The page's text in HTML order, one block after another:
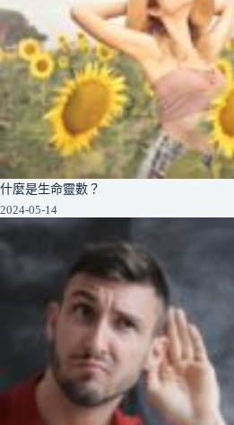
什麼是生命靈數？
2024-05-14